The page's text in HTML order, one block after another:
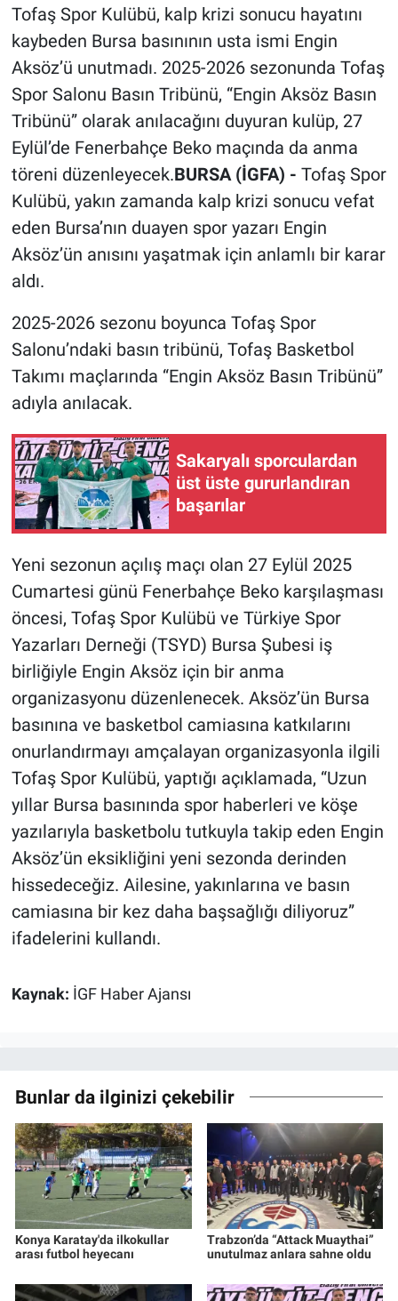
Tofaş Spor Kulübü, kalp krizi sonucu hayatını
kaybeden Bursa basınının usta ismi Engin
Aksöz’ü unutmadı. 2025-2026 sezonunda Tofaş
Spor Salonu Basın Tribünü, “Engin Aksöz Basın
Tribünü” olarak anılacağını duyuran kulüp, 27
Eylül’de Fenerbahçe Beko maçında da anma
töreni düzenleyecek.BURSA (İGFA) - Tofaş Spor
Kulübü, yakın zamanda kalp krizi sonucu vefat
eden Bursa’nın duayen spor yazarı Engin
Aksöz’ün anısını yaşatmak için anlamlı bir karar
aldı.
2025-2026 sezonu boyunca Tofaş Spor
Salonu’ndaki basın tribünü, Tofaş Basketbol
Takımı maçlarında “Engin Aksöz Basın Tribünü”
adıyla anılacak.
Sakaryalı sporculardan
üst üste gururlandıran
başarılar
Yeni sezonun açılış maçı olan 27 Eylül 2025
Cumartesi günü Fenerbahçe Beko karşılaşması
öncesi, Tofaş Spor Kulübü ve Türkiye Spor
Yazarları Derneği (TSYD) Bursa Şubesi iş
birliğiyle Engin Aksöz için bir anma
organizasyonu düzenlenecek. Aksöz’ün Bursa
basınına ve basketbol camiasına katkılarını
onurlandırmayı amçalayan organizasyonla ilgili
Tofaş Spor Kulübü, yaptığı açıklamada, “Uzun
yıllar Bursa basınında spor haberleri ve köşe
yazılarıyla basketbolu tutkuyla takip eden Engin
Aksöz’ün eksikliğini yeni sezonda derinden
hissedeceğiz. Ailesine, yakınlarına ve basın
camiasına bir kez daha başsağlığı diliyoruz”
ifadelerini kullandı.
Kaynak: İGF Haber Ajansı
Bunlar da ilginizi çekebilir
Konya Karatay'da ilkokullar
arası futbol heyecanı
Trabzon’da “Attack Muaythai”
unutulmaz anlara sahne oldu